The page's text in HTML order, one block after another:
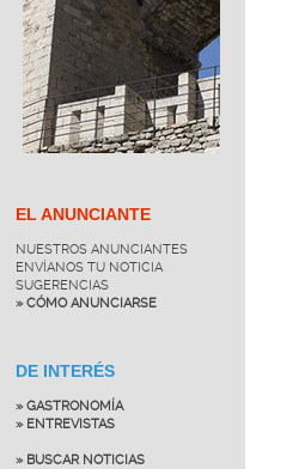
EL ANUNCIANTE
NUESTROS ANUNCIANTES
ENVÍANOS TU NOTICIA
SUGERENCIAS
» CÓMO ANUNCIARSE
DE INTERÉS
» GASTRONOMÍA
» ENTREVISTAS
» BUSCAR NOTICIAS